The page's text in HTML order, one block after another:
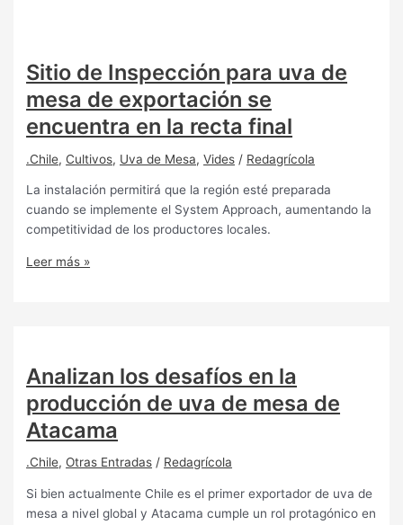
Sitio de Inspección para uva de
mesa de exportación se
encuentra en la recta final
.Chile, Cultivos, Uva de Mesa,Vides / Redagrícola
La instalación permitirá que la región esté preparada
cuando se implemente el System Approach, aumentando la
competitividad de los productores locales.
Leer más »
Analizan los desafíos en la
producción de uva de mesa de
Atacama
.Chile, Otras Entradas / Redagrícola
Si bien actualmente Chile es el primer exportador de uva de
mesa a nivel global y Atacama cumple un rol protagónico en